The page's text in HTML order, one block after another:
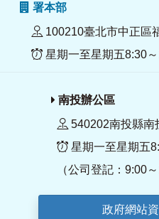
署本部
100210臺北市中正區
星期一至星期五8:30
南投辦公區
540202南投縣南
星期一至星期五
（公司登記：9:00
政府網站